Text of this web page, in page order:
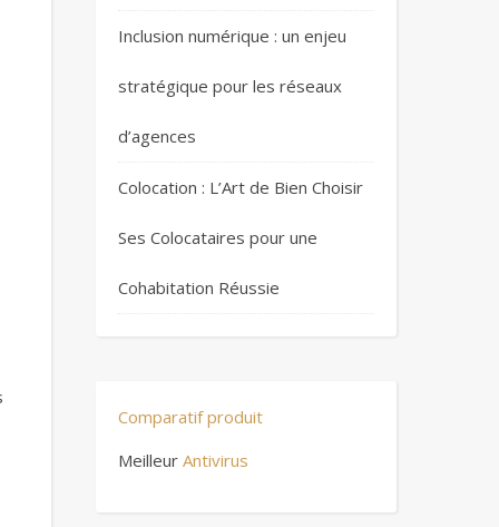
Inclusion numérique : un enjeu
stratégique pour les réseaux
d’agences
Colocation : L’Art de Bien Choisir
Ses Colocataires pour une
Cohabitation Réussie
Comparatif produit
Meilleur Antivirus